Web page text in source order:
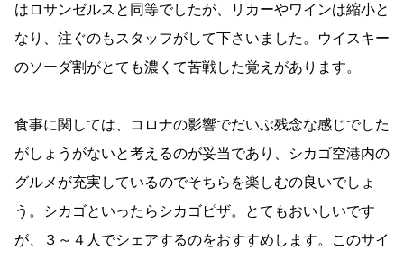
はロサンゼルスと同等でしたが、リカーやワインは縮小と
なり、注ぐのもスタッフがして下さいました。ウイスキー
のソーダ割がとても濃くて苦戦した覚えがあります。
食事に関しては、コロナの影響でだいぶ残念な感じでした
がしょうがないと考えるのが妥当であり、シカゴ空港内の
グルメが充実しているのでそちらを楽しむの良いでしょ
う。シカゴといったらシカゴピザ。とてもおいしいです
が、３～４人でシェアするのをおすすめします。このサイ